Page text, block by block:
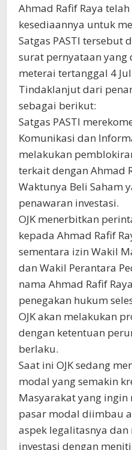
Ahmad Rafif Raya
kesediaannya untuk
Satgas PASTI tersebut
surat pernyataan
meterai tertanggal 4
Tindaklanjut dari
sebagai berikut:
Satgas PASTI
Komunikasi dan
melakukan
terkait dengan Ahmad
Waktunya Beli Saham
penawaran investasi.
OJK menerbitkan
kepada Ahmad Rafif
sementara izin Wakil
dan Wakil Perantara
nama Ahmad Rafif
penegakan hukum
OJK akan melakukan
dengan ketentuan
berlaku.
Saat ini OJK sedang
modal yang semakin
Masyarakat yang
pasar modal diimbau
aspek legalitasnya
investasi dengan